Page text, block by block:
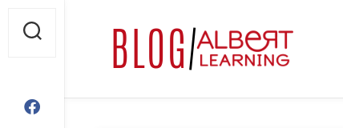
content